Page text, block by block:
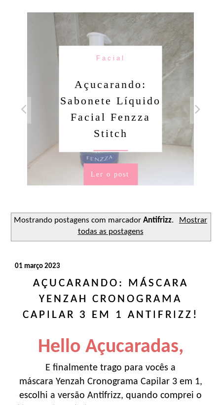
Facial
Açucarando:
Sabonete Líquido
Facial Fenzza
Stitch
Ler o post
Mostrando postagens com marcadorAntifrizz.
Mostrar
todas as postagens
01 março 2023
AÇUCARANDO: MÁSCARA
YENZAH CRONOGRAMA
CAPILAR 3 EM 1 ANTIFRIZZ!
Hello Açucaradas,
E finalmente trago para vocês a
máscara Yenzah Cronograma Capilar 3 em 1,
escolhi a versão Antifrizz, quando comprei o